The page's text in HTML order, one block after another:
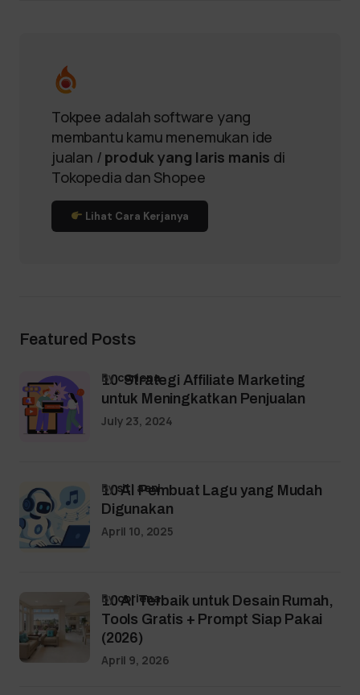
Tokpee adalah software yang
membantu kamu menemukan ide
jualan / produk yang laris manis di
Tokopedia dan Shopee
Lihat Cara Kerjanya
Featured Posts
10 Strategi Affiliate Marketing
untuk Meningkatkan Penjualan
bycoriena
July 23, 2024
10 AI Pembuat Lagu yang Mudah
Digunakan
bysiti aeni
April 10, 2025
10 AI Terbaik untuk Desain Rumah,
Tools Gratis + Prompt Siap Pakai
(2026)
bycoriena
April 9, 2026